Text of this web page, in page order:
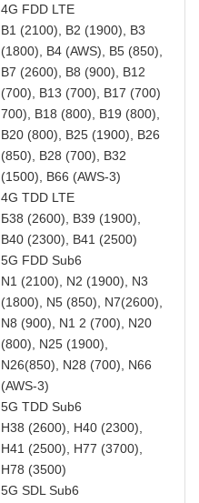
4G FDD LTE
B1 (2100), B2 (1900), B3
(1800), B4 (AWS), B5 (850),
B7 (2600), B8 (900), B12
(700), B13 (700), B17 (700)
700), B18 (800), B19 (800),
B20 (800), B25 (1900), B26
(850), B28 (700), B32
(1500), B66 (AWS-3)
4G TDD LTE
Б38 (2600), В39 (1900),
В40 (2300), В41 (2500)
5G FDD Sub6
N1 (2100), N2 (1900), N3
(1800), N5 (850), N7(2600),
N8 (900), N1 2 (700), N20
(800), N25 (1900),
N26(850), N28 (700), N66
(AWS-3)
5G TDD Sub6
Н38 (2600), Н40 (2300),
Н41 (2500), Н77 (3700),
Н78 (3500)
5G SDL Sub6